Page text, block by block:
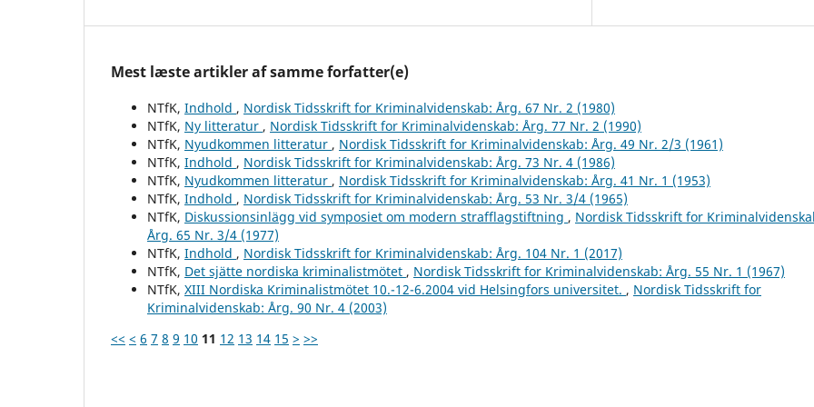
Mest læste artikler af samme forfatter(e)
NTfK, Indhold , Nordisk Tidsskrift for Kriminalvidenskab: Årg. 67 Nr. 2 (1980)
NTfK, Ny litteratur , Nordisk Tidsskrift for Kriminalvidenskab: Årg. 77 Nr. 2 (1990)
NTfK, Nyudkommen litteratur , Nordisk Tidsskrift for Kriminalvidenskab: Årg. 49 Nr. 2/3 (1961)
NTfK, Indhold , Nordisk Tidsskrift for Kriminalvidenskab: Årg. 73 Nr. 4 (1986)
NTfK, Nyudkommen litteratur , Nordisk Tidsskrift for Kriminalvidenskab: Årg. 41 Nr. 1 (1953)
NTfK, Indhold , Nordisk Tidsskrift for Kriminalvidenskab: Årg. 53 Nr. 3/4 (1965)
NTfK, Diskussionsinlägg vid symposiet om modern strafflagstiftning , Nordisk Tidsskrift for
Årg. 65 Nr. 3/4 (1977)
NTfK, Indhold , Nordisk Tidsskrift for Kriminalvidenskab: Årg. 104 Nr. 1 (2017)
NTfK, Det sjätte nordiska kriminalistmötet , Nordisk Tidsskrift for Kriminalvidenskab: Årg. 55 Nr. 1 (1967)
NTfK, XIII Nordiska Kriminalistmötet 10.-12-6.2004 vid Helsingfors universitet. , Nordisk Tidsskrift for
Kriminalvidenskab: Årg. 90 Nr. 4 (2003)
<< < 6 7 8 9 10 11 12 13 14 15 > >>